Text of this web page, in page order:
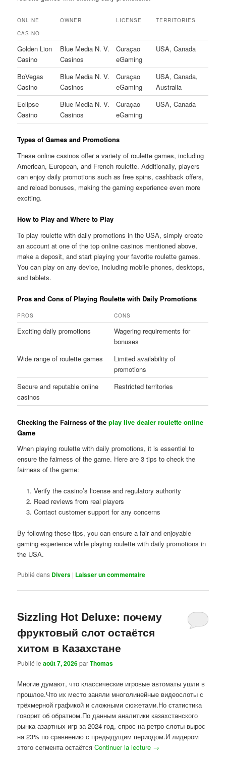
ONLINE
CASINO
OWNER LICENSE TERRITORIES
Golden Lion
Casino
Blue Media N. V.
Casinos
Curaçao
eGaming
USA, Canada
BoVegas
Casino
Blue Media N. V.
Casinos
Curaçao
eGaming
USA, Canada,
Australia
Eclipse
Casino
Blue Media N. V.
Casinos
Curaçao
eGaming
USA, Canada
Types of Games and Promotions
These online casinos offer a variety of roulette games, including
American, European, and French roulette. Additionally, players
can enjoy daily promotions such as free spins, cashback offers,
and reload bonuses, making the gaming experience even more
exciting.
How to Play and Where to Play
To play roulette with daily promotions in the USA, simply create
an account at one of the top online casinos mentioned above,
make a deposit, and start playing your favorite roulette games.
You can play on any device, including mobile phones, desktops,
and tablets.
Pros and Cons of Playing Roulette with Daily Promotions
PROS CONS
Exciting daily promotions
Wagering requirements for
bonuses
Wide range of roulette games
Limited availability of
promotions
Secure and reputable online
casinos
Restricted territories
Checking the Fairness of theplay live dealer roulette online
Game
When playing roulette with daily promotions, it is essential to
ensure the fairness of the game. Here are 3 tips to check the
fairness of the game:
Verify the casino’s license and regulatory authority
Read reviews from real players
Contact customer support for any concerns
By following these tips, you can ensure a fair and enjoyable
gaming experience while playing roulette with daily promotions in
the USA.
Publié dans Divers | Laisser un commentaire
Sizzling Hot Deluxe: почему
фруктовый слот остаётся
хитом в Казахстане
Publié leaoût 7, 2026parThomas
Многие думают, что классические игровые автоматы ушли в
прошлое.Что их место заняли многолинейные видеослоты с
трёхмерной графикой и сложными сюжетами.Но статистика
говорит об обратном.По данным аналитики казахстанского
рынка азартных игр за 2024 год, спрос на ретро-слоты вырос
на 23% по сравнению с предыдущим периодом.И лидером
этого сегмента остаётсяContinuer la lecture →